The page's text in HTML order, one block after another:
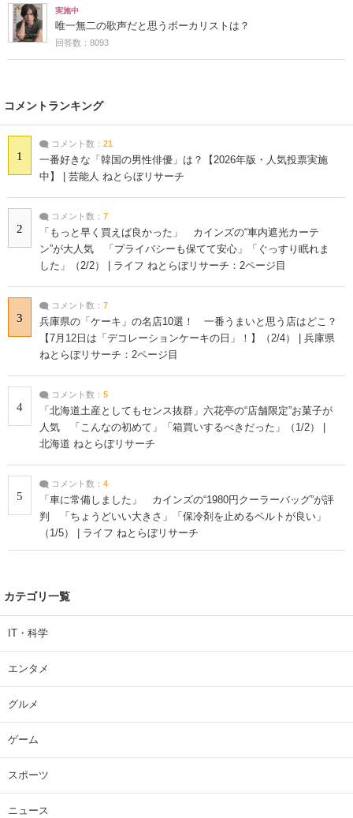
実施中
唯一無二の歌声だと思うボーカリストは？
回答数：8093
コメントランキング
1
コメント数： 21
一番好きな「韓国の男性俳優」は？【2026年版・人気投票実施
中】 | 芸能人 ねとらぼリサーチ
2
コメント数： 7
「もっと早く買えば良かった」 カインズの“車内遮光カーテ
ン”が大人気 「プライバシーも保てて安心」「ぐっすり眠れま
した」（2/2） | ライフ ねとらぼリサーチ：2ページ目
3
コメント数： 7
兵庫県の「ケーキ」の名店10選！ 一番うまいと思う店はどこ？
【7月12日は「デコレーションケーキの日」！】（2/4） | 兵庫県
ねとらぼリサーチ：2ページ目
4
コメント数： 5
「北海道土産としてもセンス抜群」六花亭の“店舗限定”お菓子が
人気 「こんなの初めて」「箱買いするべきだった」（1/2） |
北海道 ねとらぼリサーチ
5
コメント数： 4
「車に常備しました」 カインズの“1980円クーラーバッグ”が評
判 「ちょうどいい大きさ」「保冷剤を止めるベルトが良い」
（1/5） | ライフ ねとらぼリサーチ
カテゴリ一覧
IT・科学
エンタメ
グルメ
ゲーム
スポーツ
ニュース